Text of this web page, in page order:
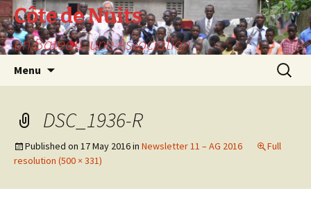
Skip
to
content
Côte de Nuits
un Bateau, une Association
Menu
Search
for:
DSC_1936-R
Published on 17 May 2016in Newsletter 11 – AG 2016
Full
resolution (500 × 331)